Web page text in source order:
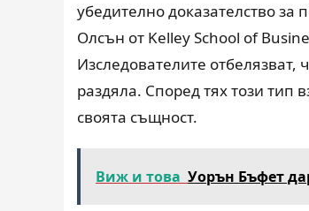
убедително доказателство
Олсън от Kelley School of
Изследователите отбелязват,
раздяла. Според тях този тип
своята същност.
Виж и това Уорън Бъфет